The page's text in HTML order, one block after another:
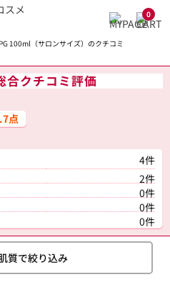
0
100ml（サロンサイズ）のクチコミ
合クチコミ評価
点
4件
2件
0件
0件
0件
質で絞り込み